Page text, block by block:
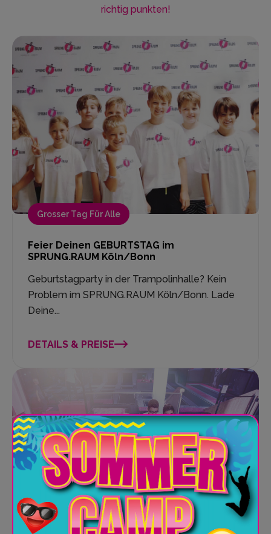
richtig punkten!
Grosser Tag Für Alle
Feier Deinen GEBURTSTAG im
SPRUNG.RAUM Köln/Bonn
Geburtstagparty in der Trampolinhalle? Kein
Problem im SPRUNG.RAUM Köln/Bonn. Lade
Deine...
DETAILS & PREISE